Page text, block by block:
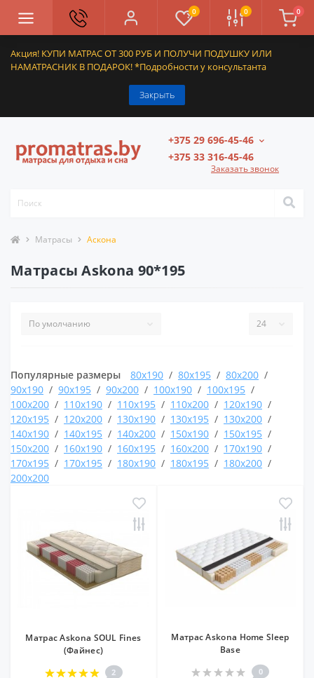
Акция! КУПИ МАТРАС ОТ 300 РУБ И ПОЛУЧИ ПОДУШКУ ИЛИ
НАМАТРАСНИК В ПОДАРОК! *Подробности у консультанта
Закрыть
0 0 0
+375 29 696-45-46
+375 33 316-45-46
Заказать звонок
Матрасы Аскона
Матрасы Askona 90*195
Популярные размеры 80x190 80x195
80x200
90x190
90x195 90x200 100x190
100x195
100x200
110x190 110x195 110x200
120x190
120x195
120x200 130x190 130x195
130x200
140x190
140x195 140x200 150x190
150x195
150x200
160x190 160x195 160x200
170x190
170x195
170x195 180x190 180x195
180x200
200x200
Матрас Askona SOUL Fines
(Файнес)
2
Матрас Askona Home Sleep
Base
0